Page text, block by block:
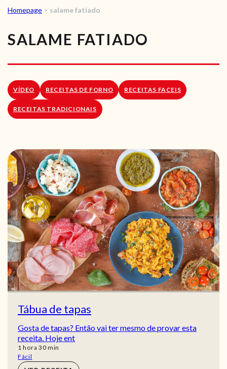
VÍDEOS
RECEITAS VEGGIE
SOBRE NÓS
LOJA ONLINE
Homepage > salame fatiado
SALAME FATIADO
VÍDEO RECEITAS DE FORNO RECEITAS FACEIS
RECEITAS TRADICIONAIS
Tábua de tapas
Gosta de tapas? Então vai ter mesmo de provar esta
receita. Hoje ent
1 hora
hora 30min
min
Fácil